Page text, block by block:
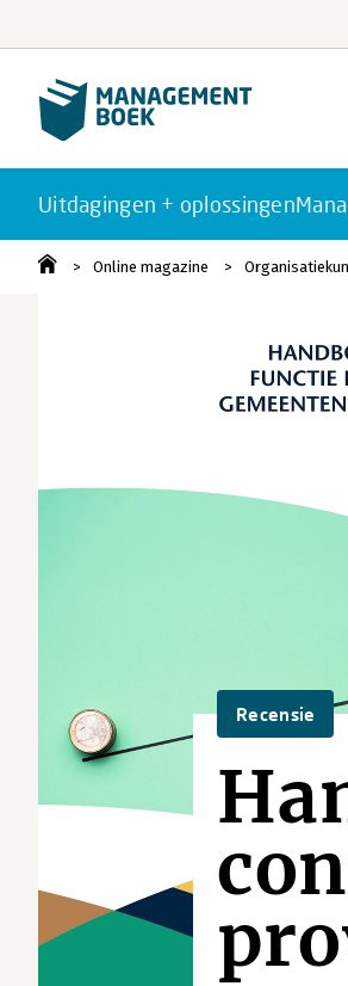
Uitdagingen + oplossingen
Online magazine
Recensie